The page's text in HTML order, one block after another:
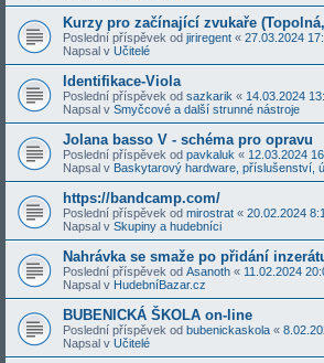
Kurzy pro začínající zvukaře
Poslední příspěvek od jiriregent « 27.03.2024
Napsal v Učitelé
Identifikace-Viola
Poslední příspěvek od sazkarik « 14.03.2024
Napsal v Smyčcové a další strunné nástroje
Jolana basso V - schéma pro opravu
Poslední příspěvek od pavkaluk « 12.03.2024
Napsal v Baskytarový hardware, příslušenství,
https://bandcamp.com/
Poslední příspěvek od mirostrat « 20.02.2024
Napsal v Skupiny a hudebníci
Nahrávka se smaže po přidání
Poslední příspěvek od Asanoth « 11.02.2024
Napsal v HudebníBazar.cz
BUBENICKÁ ŠKOLA on-line
Poslední příspěvek od bubenickaskola «
Napsal v Učitelé